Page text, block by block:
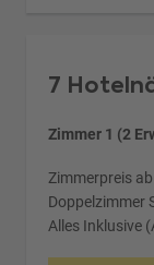
7
Zimmer 1 (2
Zimmerpreis
Doppelzimmer
Alles Inklusive